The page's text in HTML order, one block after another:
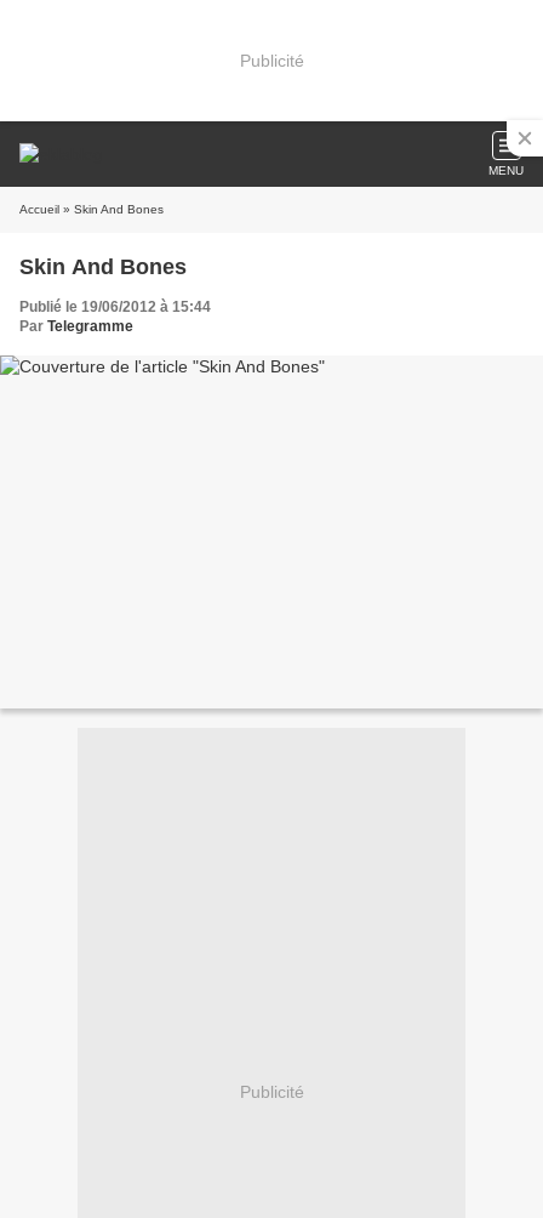
Publicité
MENU
Accueil » Skin And Bones
Skin And Bones
Publié le 19/06/2012 à 15:44
Par Telegramme
Publicité